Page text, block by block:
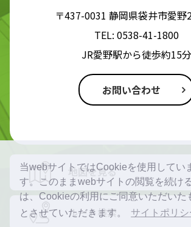
当webサイトではCookieを使用してい
す。このままwebサイトの閲覧を続け
は、Cookieの利用にご同意いただいた
とさせていただきます。
サイトポリシ
〒437-0031 静岡県袋井市愛野
TEL: 0538-41-1800
JR愛野駅から徒歩約15分
お問い合わせ
地図を見る
ルート検索